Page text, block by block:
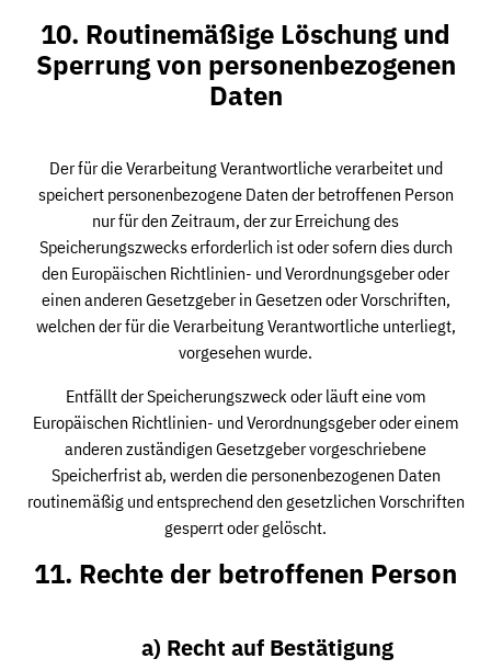
10. Routinemäßige Löschung und
Sperrung von personenbezogenen
Daten
Der für die Verarbeitung Verantwortliche verarbeitet und
speichert personenbezogene Daten der betroffenen Person
nur für den Zeitraum, der zur Erreichung des
Speicherungszwecks erforderlich ist oder sofern dies durch
den Europäischen Richtlinien- und Verordnungsgeber oder
einen anderen Gesetzgeber in Gesetzen oder Vorschriften,
welchen der für die Verarbeitung Verantwortliche unterliegt,
vorgesehen wurde.
Entfällt der Speicherungszweck oder läuft eine vom
Europäischen Richtlinien- und Verordnungsgeber oder einem
anderen zuständigen Gesetzgeber vorgeschriebene
Speicherfrist ab, werden die personenbezogenen Daten
routinemäßig und entsprechend den gesetzlichen Vorschriften
gesperrt oder gelöscht.
11. Rechte der betroffenen Person
a) Recht auf Bestätigung